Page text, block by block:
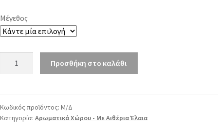
Μέγεθος
Προσθήκη στο καλάθι
Κωδικός προϊόντος: Μ/Δ
Κατηγορία: Αρωματικά Χώρου - Με Αιθέρια Έλαια